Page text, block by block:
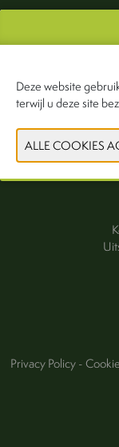
Privacy Policy-
Deze website
terwijl u deze site